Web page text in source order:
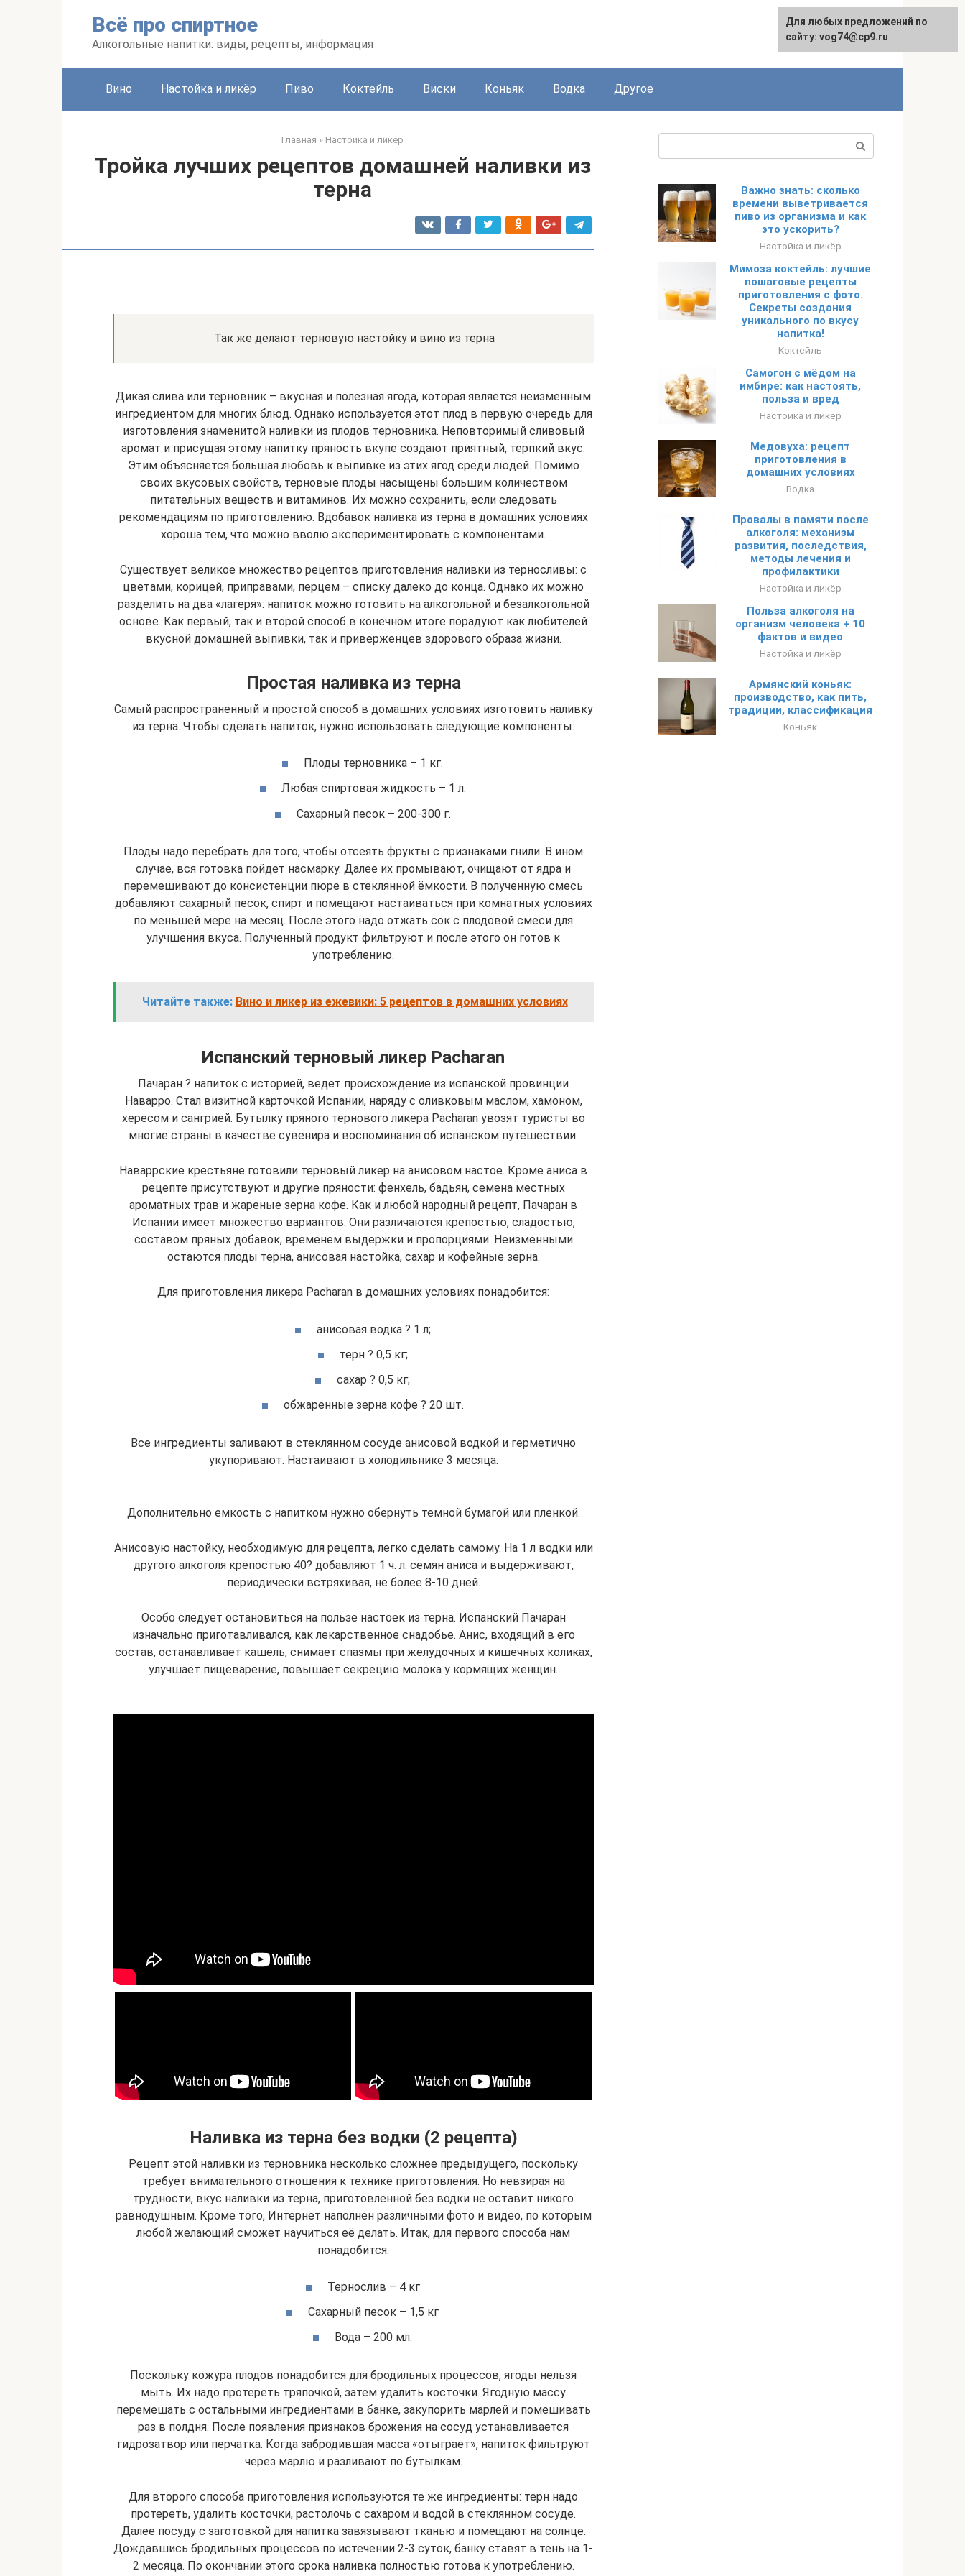
Всё про спиртное
Алкогольные напитки: виды, рецепты, информация
Вино Настойка и ликёр Пиво Коктейль Виски Коньяк Водка Другое
Главная » Настойка и ликёр
Тройка лучших рецептов домашней наливки из
терна
Так же делают терновую настойку и вино из терна
Дикая слива или терновник – вкусная и полезная ягода, которая является неизменным
ингредиентом для многих блюд. Однако используется этот плод в первую очередь для
изготовления знаменитой наливки из плодов терновника. Неповторимый сливовый
аромат и присущая этому напитку пряность вкупе создают приятный, терпкий вкус.
Этим объясняется большая любовь к выпивке из этих ягод среди людей. Помимо
своих вкусовых свойств, терновые плоды насыщены большим количеством
питательных веществ и витаминов. Их можно сохранить, если следовать
рекомендациям по приготовлению. Вдобавок наливка из терна в домашних условиях
хороша тем, что можно вволю экспериментировать с компонентами.
Существует великое множество рецептов приготовления наливки из терносливы: с
цветами, корицей, приправами, перцем – списку далеко до конца. Однако их можно
разделить на два «лагеря»: напиток можно готовить на алкогольной и безалкогольной
основе. Как первый, так и второй способ в конечном итоге порадуют как любителей
вкусной домашней выпивки, так и приверженцев здорового образа жизни.
Простая наливка из терна
Самый распространенный и простой способ в домашних условиях изготовить наливку
из терна. Чтобы сделать напиток, нужно использовать следующие компоненты:
Плоды терновника – 1 кг.
Любая спиртовая жидкость – 1 л.
Сахарный песок – 200-300 г.
Плоды надо перебрать для того, чтобы отсеять фрукты с признаками гнили. В ином
случае, вся готовка пойдет насмарку. Далее их промывают, очищают от ядра и
перемешивают до консистенции пюре в стеклянной ёмкости. В полученную смесь
добавляют сахарный песок, спирт и помещают настаиваться при комнатных условиях
по меньшей мере на месяц. После этого надо отжать сок с плодовой смеси для
улучшения вкуса. Полученный продукт фильтруют и после этого он готов к
употреблению.
Читайте также: Вино и ликер из ежевики: 5 рецептов в домашних условиях
Испанский терновый ликер Pacharan
Пачаран ? напиток с историей, ведет происхождение из испанской провинции
Наварро. Стал визитной карточкой Испании, наряду с оливковым маслом, хамоном,
хересом и сангрией. Бутылку пряного тернового ликера Pacharan увозят туристы во
многие страны в качестве сувенира и воспоминания об испанском путешествии.
Наваррские крестьяне готовили терновый ликер на анисовом настое. Кроме аниса в
рецепте присутствуют и другие пряности: фенхель, бадьян, семена местных
ароматных трав и жареные зерна кофе. Как и любой народный рецепт, Пачаран в
Испании имеет множество вариантов. Они различаются крепостью, сладостью,
составом пряных добавок, временем выдержки и пропорциями. Неизменными
остаются плоды терна, анисовая настойка, сахар и кофейные зерна.
Для приготовления ликера Pacharan в домашних условиях понадобится:
анисовая водка ? 1 л;
терн ? 0,5 кг;
сахар ? 0,5 кг;
обжаренные зерна кофе ? 20 шт.
Все ингредиенты заливают в стеклянном сосуде анисовой водкой и герметично
укупоривают. Настаивают в холодильнике 3 месяца.
Дополнительно емкость с напитком нужно обернуть темной бумагой или пленкой.
Анисовую настойку, необходимую для рецепта, легко сделать самому. На 1 л водки или
другого алкоголя крепостью 40? добавляют 1 ч. л. семян аниса и выдерживают,
периодически встряхивая, не более 8-10 дней.
Особо следует остановиться на пользе настоек из терна. Испанский Пачаран
изначально приготавливался, как лекарственное снадобье. Анис, входящий в его
состав, останавливает кашель, снимает спазмы при желудочных и кишечных коликах,
улучшает пищеварение, повышает секрецию молока у кормящих женщин.
Наливка из терна без водки (2 рецепта)
Рецепт этой наливки из терновника несколько сложнее предыдущего, поскольку
требует внимательного отношения к технике приготовления. Но невзирая на
трудности, вкус наливки из терна, приготовленной без водки не оставит никого
равнодушным. Кроме того, Интернет наполнен различными фото и видео, по которым
любой желающий сможет научиться её делать. Итак, для первого способа нам
понадобится:
Тернослив – 4 кг
Сахарный песок – 1,5 кг
Вода – 200 мл.
Поскольку кожура плодов понадобится для бродильных процессов, ягоды нельзя
мыть. Их надо протереть тряпочкой, затем удалить косточки. Ягодную массу
перемешать с остальными ингредиентами в банке, закупорить марлей и помешивать
раз в полдня. После появления признаков брожения на сосуд устанавливается
гидрозатвор или перчатка. Когда забродившая масса «отыграет», напиток фильтруют
через марлю и разливают по бутылкам.
Для второго способа приготовления используются те же ингредиенты: терн надо
протереть, удалить косточки, растолочь с сахаром и водой в стеклянном сосуде.
Далее посуду с заготовкой для напитка завязывают тканью и помещают на солнце.
Дождавшись бродильных процессов по истечении 2-3 суток, банку ставят в тень на 1-
2 месяца. По окончании этого срока наливка полностью готова к употреблению.
Важно знать: сколько
времени выветривается
пиво из организма и как
это ускорить?
Настойка и ликёр
Мимоза коктейль: лучшие
пошаговые рецепты
приготовления с фото.
Секреты создания
уникального по вкусу
напитка!
Коктейль
Самогон с мёдом на
имбире: как настоять,
польза и вред
Настойка и ликёр
Медовуха: рецепт
приготовления в
домашних условиях
Водка
Провалы в памяти после
алкоголя: механизм
развития, последствия,
методы лечения и
профилактики
Настойка и ликёр
Польза алкоголя на
организм человека + 10
фактов и видео
Настойка и ликёр
Армянский коньяк:
производство, как пить,
традиции, классификация
Коньяк
Для любых предложений по
сайту: vog74@cp9.ru